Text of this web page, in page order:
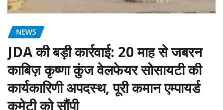
NEWS
JDA की बड़ी कार्रवाई: 20 माह से जबरन
काबिज़ कृष्णा कुंज वेलफेयर सोसायटी की
कार्यकारिणी अपदस्थ, पूरी कमान एम्पायर्ड
कमेटी को सौंपी